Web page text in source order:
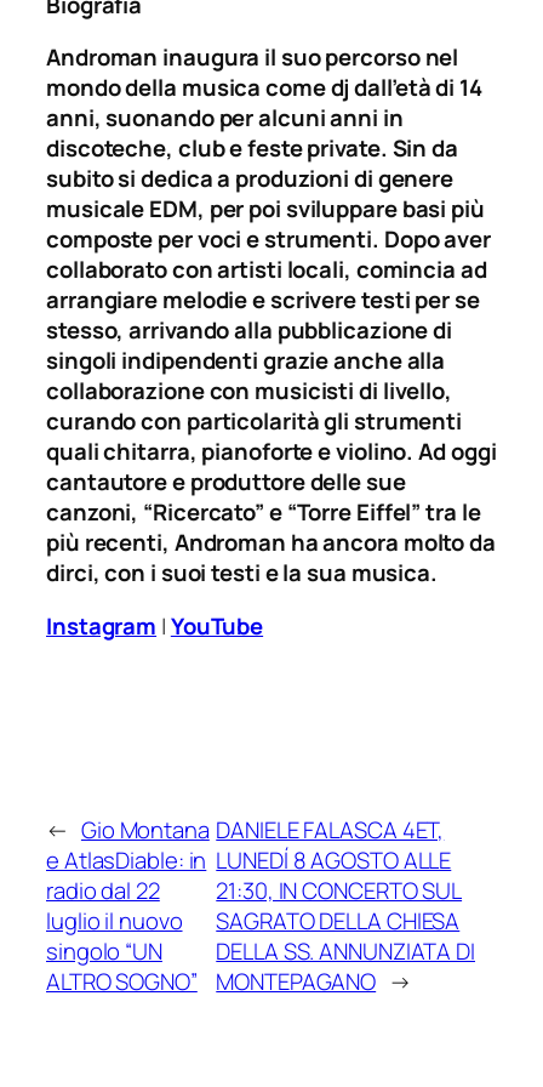
Androman inaugura il suo percorso nel
mondo della musica come dj dall’età di 14
anni, suonando per alcuni anni in
discoteche, club e feste private. Sin da
subito si dedica a produzioni di genere
musicale EDM, per poi sviluppare basi più
composte per voci e strumenti. Dopo aver
collaborato con artisti locali, comincia ad
arrangiare melodie e scrivere testi per se
stesso, arrivando alla pubblicazione di
singoli indipendenti grazie anche alla
collaborazione con musicisti di livello,
curando con particolarità gli strumenti
quali chitarra, pianoforte e violino. Ad oggi
cantautore e produttore delle sue
canzoni, “Ricercato” e “Torre Eiffel” tra le
più recenti, Androman ha ancora molto da
dirci, con i suoi testi e la sua musica.
Instagram |YouTube
← Gio Montana
e AtlasDiable: in
radio dal 22
luglio il nuovo
singolo “UN
ALTRO SOGNO”
DANIELE FALASCA 4ET,
LUNEDÍ 8 AGOSTO ALLE
21:30, IN CONCERTO SUL
SAGRATO DELLA CHIESA
DELLA SS. ANNUNZIATA DI
MONTEPAGANO →